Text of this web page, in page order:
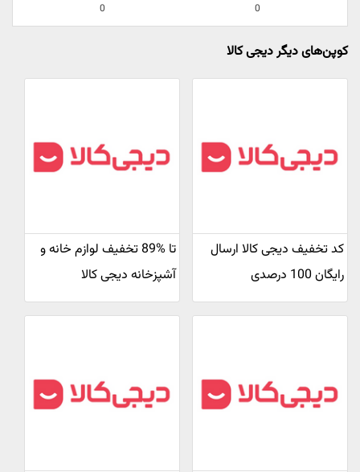
0
0
کوپن‌های دیگر دیجی کالا
کد تخفیف دیجی کالا ارسال
رایگان 100 درصدی
تا %89 تخفیف لوازم خانه و
آشپزخانه دیجی کالا